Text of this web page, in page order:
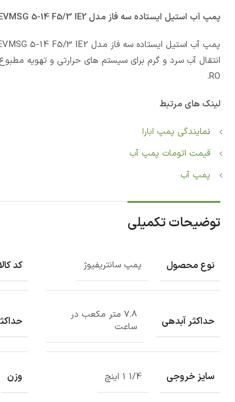
پمپ آب استيل ایستاده سه فاز مدل EVMSG 5-14 F5/3 IE2
انتقال آب سرد و گرم برای سیستم های حرارتی و تهویه
RO.
لینک های مرتبط
نمایندگی پمپ ابارا
قیمت اتومات پمپ آب
پمپ آب
توضیحات تکمیلی
نوع محصول پمپ سانتریفیوژ کد کالا
حداکثر آبدهی
7.8 متر مکعب در
ساعت
سایز خروجی 1/4 1 اینچ وزن